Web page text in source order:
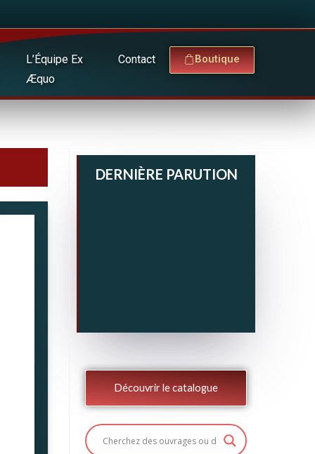
L’Équipe Ex
Æquo
Contact Boutique
DERNIÈRE PARUTION
Découvrir le catalogue